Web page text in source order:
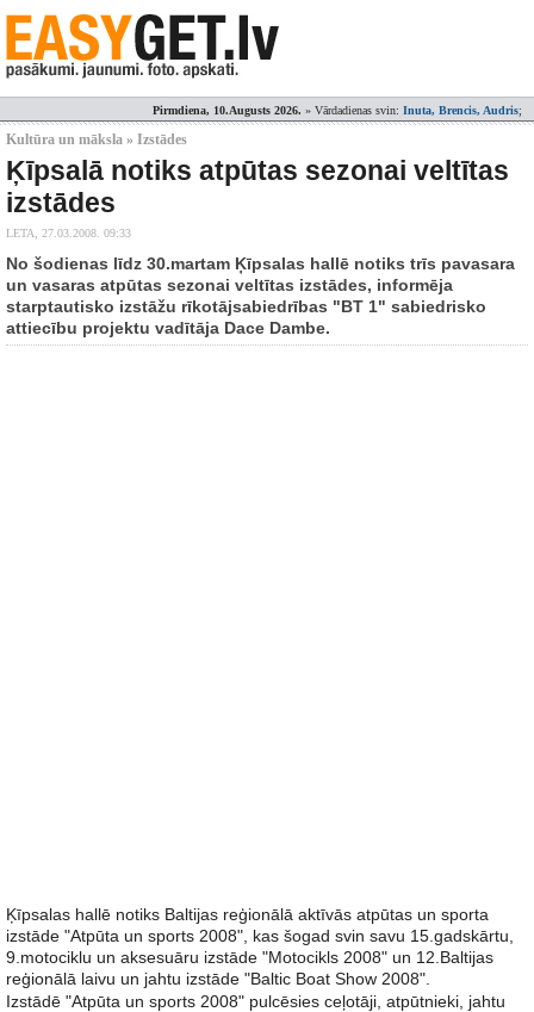
Pirmdiena, 10.Augusts 2026. » Vārdadienas svin: Inuta, Brencis, Audris;
Kultūra un māksla » Izstādes
Ķīpsalā notiks atpūtas sezonai veltītas
izstādes
LETA, 27.03.2008. 09:33
No šodienas līdz 30.martam Ķīpsalas hallē notiks trīs pavasara
un vasaras atpūtas sezonai veltītas izstādes, informēja
starptautisko izstāžu rīkotājsabiedrības "BT 1" sabiedrisko
attiecību projektu vadītāja Dace Dambe.
Ķīpsalas hallē notiks Baltijas reģionālā aktīvās atpūtas un sporta
izstāde "Atpūta un sports 2008", kas šogad svin savu 15.gadskārtu,
9.motociklu un aksesuāru izstāde "Motocikls 2008" un 12.Baltijas
reģionālā laivu un jahtu izstāde "Baltic Boat Show 2008".
Izstādē "Atpūta un sports 2008" pulcēsies ceļotāji, atpūtnieki, jahtu